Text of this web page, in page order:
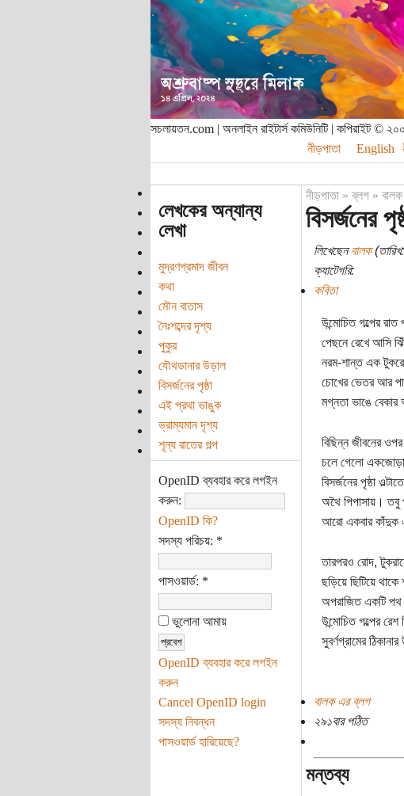
সচলায়তন.com | অনলাইন রাইটার্স কমিউনিটি | কপিরাইট ©
নীড়পাতা
English
লেখকের অন্যান্য
লেখা
মুদ্রণপ্রমাদ জীবন
কথা
মৌন বাতাস
নৈঃশব্দের দৃশ্য
পুকুর
যৌথডানার উড়াল
বিসর্জনের পৃষ্ঠা
এই প্রথা ভাঙুক
ভ্রাম্যমান দৃশ্য
শূন্য রাতের গল্প
OpenID ব্যবহার করে লগইন
করুন:
OpenID কি?
সদস্য পরিচয়: *
পাসওয়ার্ড: *
ভুলোনা আমায়
OpenID ব্যবহার করে লগইন
করুন
Cancel OpenID login
সদস্য নিবন্ধন
পাসওয়ার্ড হারিয়েছে?
নীড়পাতা»ব্লগ»
বিসর্জনের
লিখেছেনবালক
ক্যাটেগরি:
কবিতা
উন্মোচিত গল্পের রাত
পেছনে রেখে আসি
নরম-শান্ত এক
চোখের ভেতর আর
মগ্নতা ভাঙে
বিছিন্ন জীবনের
চলে গেলো
বিসর্জনের পৃষ্ঠা
অথৈ পিপাসায়। তবু
আরো একবার কাঁদুক
তারপরও রোদ,
ছড়িয়ে ছিটিয়ে
অপরাজিত একটি পথ
উন্মোচিত গল্পের রেশ
সুবর্ণগ্রামের
বালক এর ব্লগ
২৯১বার পঠিত
মন্তব্য